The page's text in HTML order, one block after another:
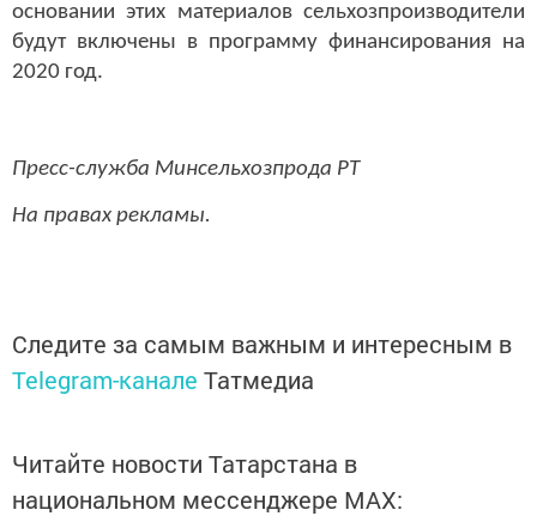
основании этих материалов сельхозпроизводители
будут включены в программу финансирования на
2020 год.
Пресс-служба Минсельхозпрода РТ
На правах рекламы.
Следите за самым важным и интересным в
Telegram-канале Татмедиа
Читайте новости Татарстана в
национальном мессенджере MАХ: